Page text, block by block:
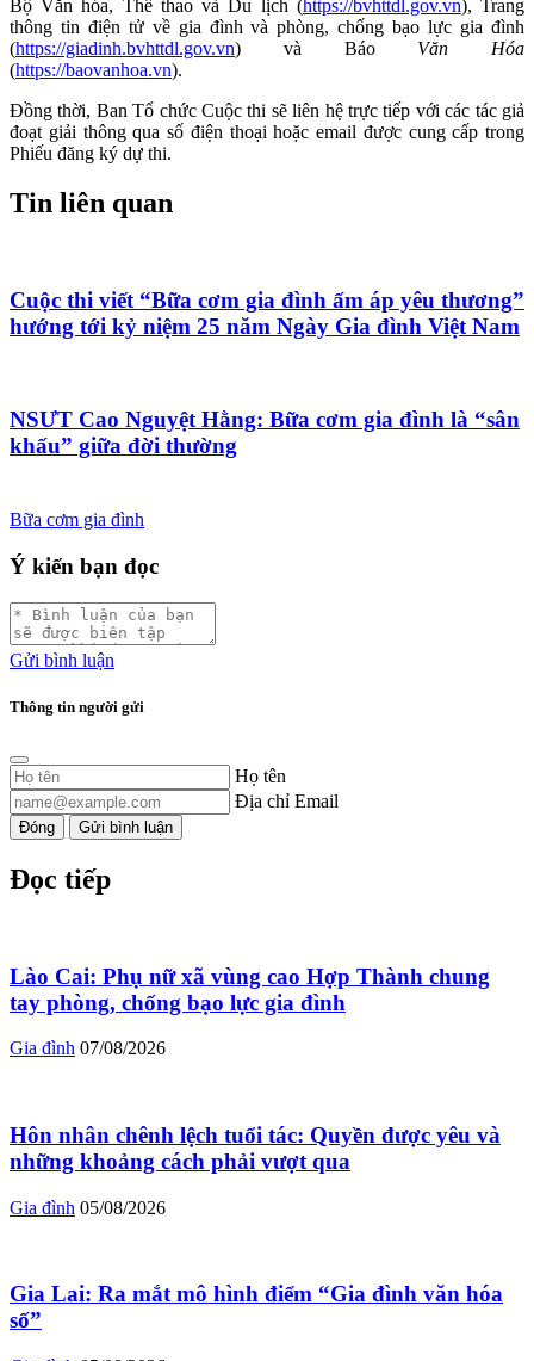
Bộ Văn hóa, Thể thao và Du lịch (https://bvhttdl.gov.vn), Trang
thông tin điện tử về gia đình và phòng, chống bạo lực gia đình
(https://giadinh.bvhttdl.gov.vn) và Báo Văn Hóa
(https://baovanhoa.vn).
Đồng thời, Ban Tổ chức Cuộc thi sẽ liên hệ trực tiếp với các tác giả
đoạt giải thông qua số điện thoại hoặc email được cung cấp trong
Phiếu đăng ký dự thi.
Tin liên quan
Cuộc thi viết “Bữa cơm gia đình ấm áp yêu thương”
hướng tới kỷ niệm 25 năm Ngày Gia đình Việt Nam
NSƯT Cao Nguyệt Hằng: Bữa cơm gia đình là “sân
khấu” giữa đời thường
Bữa cơm gia đình
Ý kiến bạn đọc
Gửi bình luận
Thông tin người gửi
Họ tên
Địa chỉ Email
Đóng Gửi bình luận
Đọc tiếp
Lào Cai: Phụ nữ xã vùng cao Hợp Thành chung
tay phòng, chống bạo lực gia đình
Gia đình 07/08/2026
Hôn nhân chênh lệch tuổi tác: Quyền được yêu và
những khoảng cách phải vượt qua
Gia đình 05/08/2026
Gia Lai: Ra mắt mô hình điểm “Gia đình văn hóa
số”